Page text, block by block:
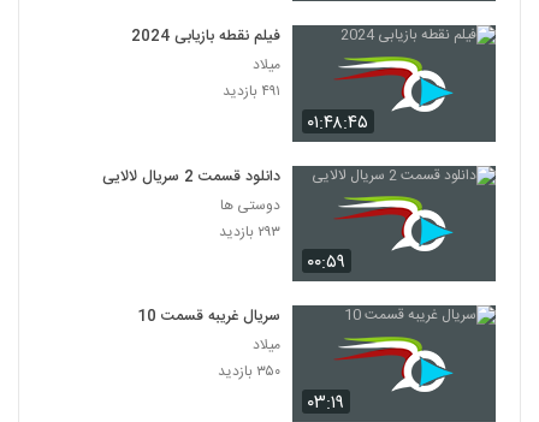
۰۱:۴۸:۴۵
فیلم نقطه بازیابی 2024
میلاد
۴۹۱ بازدید
۰۰:۵۹
دانلود قسمت 2 سریال لالایی
دوستی ها
۲۹۳ بازدید
۰۳:۱۹
سریال غریبه قسمت 10
میلاد
۳۵۰ بازدید